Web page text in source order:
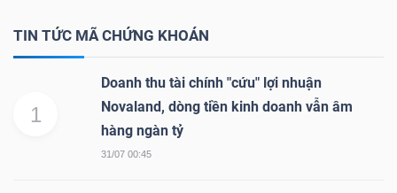
TIN TỨC MÃ CHỨNG KHOÁN
1
Doanh thu tài chính "cứu" lợi nhuận
Novaland, dòng tiền kinh doanh vẫn âm
hàng ngàn tỷ
31/07 00:45